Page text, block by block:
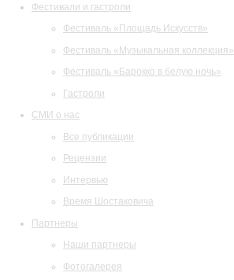
Фестивали и гастроли
Фестиваль «Площадь Искусств»
Фестиваль «Музыкальная коллекция»
Фестиваль «Барокко в белую ночь»
Гастроли
СМИ о нас
Все публикации
Рецензии
Интервью
Время Шостаковича
Партнеры
Наши партнеры
Фотогалерея